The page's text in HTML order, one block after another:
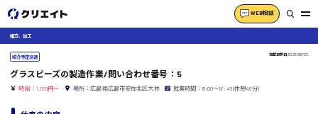
WEB相談
組立、加工
紹介予定派遣 掲載更新日2026/06/23
グラスビーズの製造作業/問い合わせ番号：5
時給：1,150円～ 場所：広島県広島市安佐北区大林 就業時間：8:00〜16:45(休憩45分)